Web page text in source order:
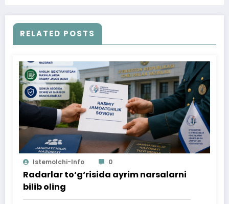
RELATED POSTS
Istemolchi-Info 0
Radarlar to‘g‘risida ayrim narsalarni
bilib oling